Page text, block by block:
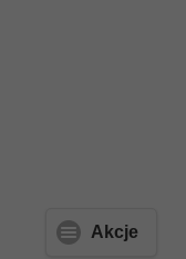
Akcje